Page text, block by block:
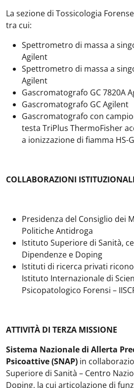
La sezione di Tossicologia
tra cui:
Spettrometro di massa a
Agilent
Spettrometro di massa a
Agilent
Gascromatografo GC 7820A
Gascromatografo GC Agilent
Gascromatografo con
testa TriPlus ThermoFisher
a ionizzazione di fiamma HS-
COLLABORAZIONI ISTITUZIONALI
Presidenza del Consiglio dei
Politiche Antidroga
Istituto Superiore di Sanità,
Dipendenze e Doping
Istituti di ricerca privati
Istituto Internazionale di
Psicopatologico Forensi –
ATTIVITÀ DI TERZA MISSIONE
Sistema Nazionale di Allerta
Psicoattive (SNAP) in
Superiore di Sanità – Centro
Doping, la cui articolazione di